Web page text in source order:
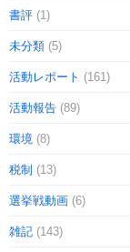
書評 (1)
未分類 (5)
活動レポート (161)
活動報告 (89)
環境 (8)
税制 (13)
選挙戦動画 (6)
雑記 (143)